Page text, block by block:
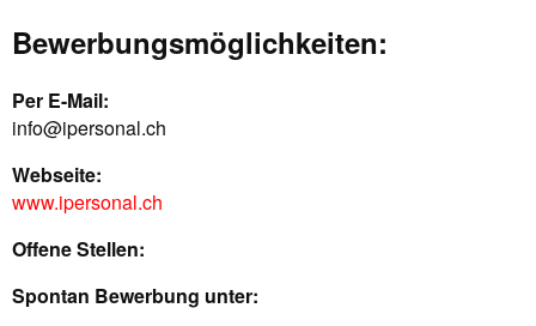
Bewerbungsmöglichkeiten:
Per E-Mail:
info@ipersonal.ch
Webseite:
www.ipersonal.ch
Offene Stellen:
Spontan Bewerbung unter: